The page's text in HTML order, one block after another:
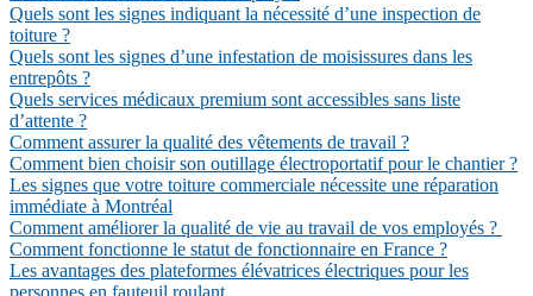
Quels sont les signes indiquant la nécessité d’une inspection de
toiture ?
Quels sont les signes d’une infestation de moisissures dans les
entrepôts ?
Quels services médicaux premium sont accessibles sans liste
d’attente ?
Comment assurer la qualité des vêtements de travail ?
Comment bien choisir son outillage électroportatif pour le chantier ?
Les signes que votre toiture commerciale nécessite une réparation
immédiate à Montréal
Comment améliorer la qualité de vie au travail de vos employés ?
Comment fonctionne le statut de fonctionnaire en France ?
Les avantages des plateformes élévatrices électriques pour les
personnes en fauteuil roulant